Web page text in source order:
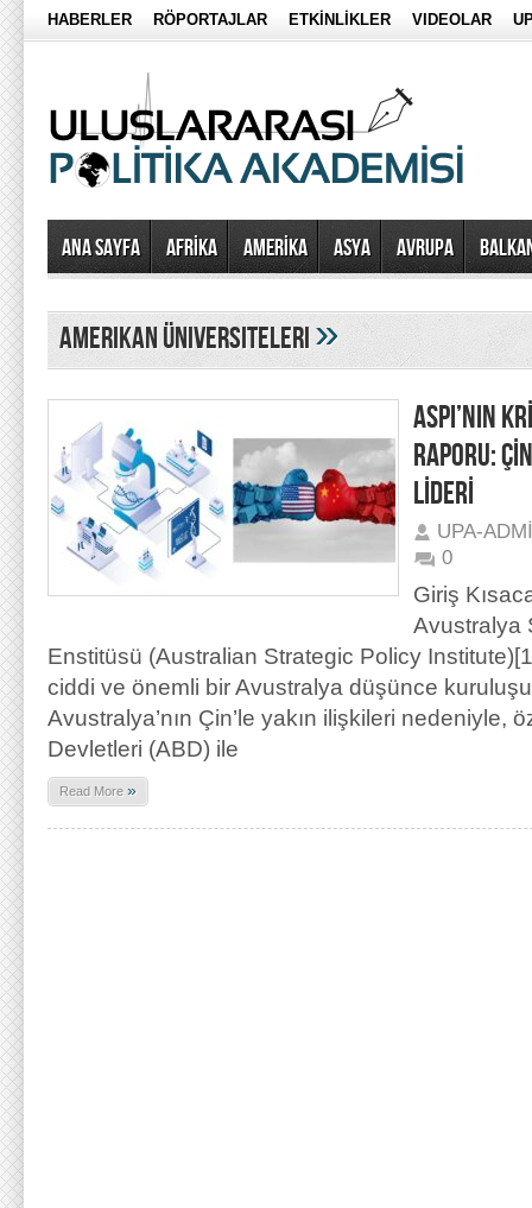
HABERLER RÖPORTAJLAR ETKİNLİKLER VIDEOLAR
Ana Sayfa AFRİKA AMERİKA ASYA AVRUPA
amerikan üniversiteleri»
ASPI’NIN
RAPORU:
LİDERİ
UPA-
0
Giriş
Avustralya
Enstitüsü (Australian Strategic Policy
ciddi ve önemli bir Avustralya düşünce
Avustralya’nın Çin’le yakın ilişkileri nedeniyle,
Devletleri (ABD) ile
Read More »